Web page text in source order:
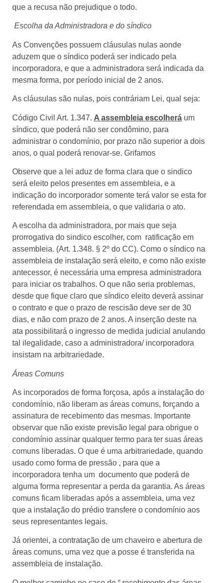
que a recusa não prejudique o todo.
Escolha da Administradora e do síndico
As Convenções possuem cláusulas nulas aonde
aduzem que o síndico poderá ser indicado pela
incorporadora, e que a administradora será indicada da
mesma forma, por período inicial de 2 anos.
As cláusulas são nulas, pois contráriam Lei, qual seja:
Código Civil Art. 1.347. A assembleia escolherá um
síndico, que poderá não ser condômino, para
administrar o condomínio, por prazo não superior a dois
anos, o qual poderá renovar-se. Grifamos
Observe que a lei aduz de forma clara que o sindico
será eleito pelos presentes em assembleia, e a
indicação do incorporador somente terá valor se esta for
referendada em assembleia, o que validaria o ato.
A escolha da administradora, por mais que seja
prorrogativa do sindico escolher, com ratificação em
assembleia. (Art. 1.348. § 2º do CC). Como o síndico na
assembleia de instalação será eleito, e como não existe
antecessor, é necessária uma empresa administradora
para iniciar os trabalhos. O que não seria problemas,
desde que fique claro que síndico eleito deverá assinar
o contrato e que o prazo de rescisão deve ser de 30
dias, e não com prazo de 2 anos. A inserção deste na
ata possibilitará o ingresso de medida judicial anulando
tal ilegalidade, caso a administradora/ incorporadora
insistam na arbitrariedade.
Áreas Comuns
As incorporados de forma forçosa, após a instalação do
condomínio, não liberam as áreas comuns, forçando a
assinatura de recebimento das mesmas. Importante
observar que não existe previsão legal para obrigue o
condomínio assinar qualquer termo para ter suas áreas
comuns liberadas. O que é uma arbitrariedade, quando
usado como forma de pressão , para que a
incorporadora tenha um documento que poderá de
alguma forma representar a perda da garantia. As áreas
comuns ficam liberadas após a assembleia, uma vez
que a instalação do prédio transfere o condomínio aos
seus representantes legais.
Já orientei, a contratação de um chaveiro e abertura de
áreas comuns, uma vez que a posse é transferida na
assembleia de instalação.